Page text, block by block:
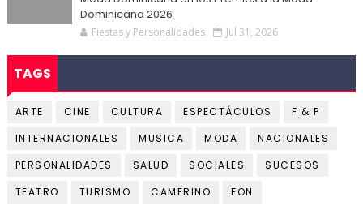
Dominicana 2026
Fiestas y Personalidades Jul 31, 2026
TAGS
ARTE CINE CULTURA ESPECTÁCULOS
F & P
INTERNACIONALES
MUSICA MODA
NACIONALES
PERSONALIDADES
SALUD SOCIALES
SUCESOS
TEATRO
TURISMO CAMERINO FON